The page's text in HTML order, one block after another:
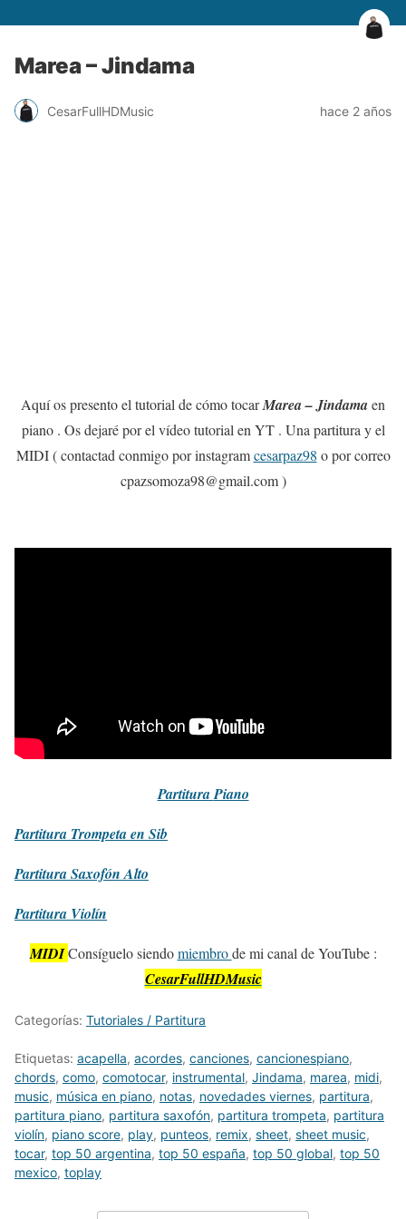
Marea – Jindama
CesarFullHDMusic hace 2 años
Aquí os presento el tutorial de cómo tocarMarea – Jindamaen
piano . Os dejaré por el vídeo tutorial en YT . Una partitura y el
MIDI ( contactad conmigo por instagramcesarpaz98 o por correo
cpazsomoza98@gmail.com )
PartituraPiano
Partitura Trompeta en Sib
PartituraSaxofón Alto
Partitura Violín
MIDI Consíguelo siendomiembrode mi canal de YouTube :
CesarFullHDMusic
Categorías: Tutoriales / Partitura
Etiquetas: acapella, acordes, canciones, cancionespiano,
chords, como, comotocar, instrumental, Jindama, marea, midi,
music, música en piano, notas, novedades viernes, partitura,
partitura piano, partitura saxofón, partitura trompeta, partitura
violín, piano score, play, punteos, remix, sheet, sheet music,
tocar, top 50 argentina, top 50 españa, top 50 global, top 50
mexico, toplay